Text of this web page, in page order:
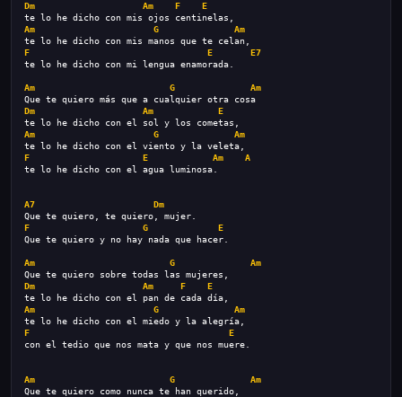
Dm
Am F
E
te lo he dicho con mis ojos centinelas,
Am
G
Am
te lo he dicho con mis manos que te celan,
F
E
E7
te lo he dicho con mi lengua enamorada.
Am G
Am
Que te quiero más que a cualquier otra cosa
Dm
Am
E
te lo he dicho con el sol y los cometas,
Am
G
Am
te lo he dicho con el viento y la veleta,
F
E Am
A
te lo he dicho con el agua luminosa.
A7
Dm
Que te quiero, te quiero, mujer.
F
G
E
Que te quiero y no hay nada que hacer.
Am G
Am
Que te quiero sobre todas las mujeres,
Dm
Am F
E
te lo he dicho con el pan de cada día,
Am
G
Am
te lo he dicho con el miedo y la alegría,
F
E
con el tedio que nos mata y que nos muere.
Am G
Am
Que te quiero como nunca te han querido,